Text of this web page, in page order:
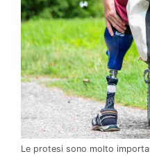
Le protesi sono molto